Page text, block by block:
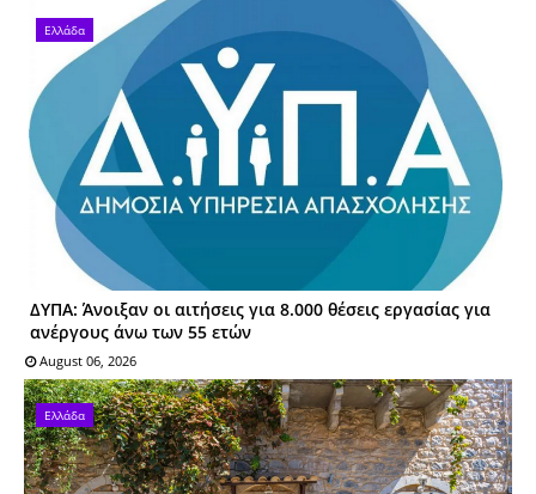
Ελλάδα
ΔΥΠΑ: Άνοιξαν οι αιτήσεις για 8.000 θέσεις εργασίας για
ανέργους άνω των 55 ετών
August 06, 2026
Ελλάδα